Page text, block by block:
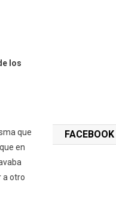
los
que
en
a otro
FACEBOOK